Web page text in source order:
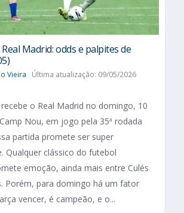
Madrid: odds e palpites de
Vieira Última atualização: 09/05/2026
o Real Madrid no domingo, 10
Nou, em jogo pela 35ª rodada
partida promete ser super
Qualquer clássico do futebol
emoção, ainda mais entre Culés
Porém, para domingo há um fator
vencer, é campeão, e o...